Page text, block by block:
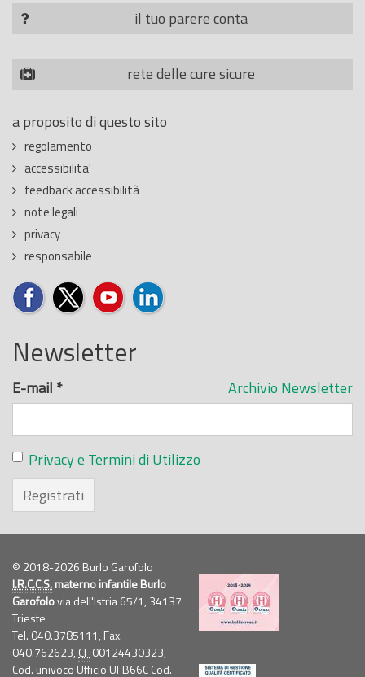
il tuo parere conta
rete delle cure sicure
a proposito di questo sito
regolamento
accessibilita'
feedback accessibilità
note legali
privacy
responsabile
Newsletter
Archivio Newsletter
E-mail *
Privacy e Termini di Utilizzo
Registrati
© 2018-2026 Burlo Garofolo
I.R.C.C.S.materno infantile Burlo
Garofolovia dell'Istria 65/1, 34137
Trieste
Tel. 040.3785111, Fax.
040.762623, CF00124430323,
Cod. univoco Ufficio UFB66C Cod.